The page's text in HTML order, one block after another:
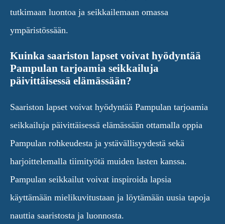
tutkimaan luontoa ja seikkailemaan omassa
ympäristössään.
Kuinka saariston lapset voivat hyödyntää
Pampulan tarjoamia seikkailuja
päivittäisessä elämässään?
Saariston lapset voivat hyödyntää Pampulan tarjoamia
seikkailuja päivittäisessä elämässään ottamalla oppia
Pampulan rohkeudesta ja ystävällisyydestä sekä
harjoittelemalla tiimityötä muiden lasten kanssa.
Pampulan seikkailut voivat inspiroida lapsia
käyttämään mielikuvitustaan ja löytämään uusia tapoja
nauttia saaristosta ja luonnosta.